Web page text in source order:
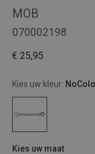
MOB
070002198
€ 25,95
Kies uw kleur:
Kies uw maat